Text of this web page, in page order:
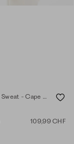
Oversized Sweat - Cape - eggshell
109,99 CHF